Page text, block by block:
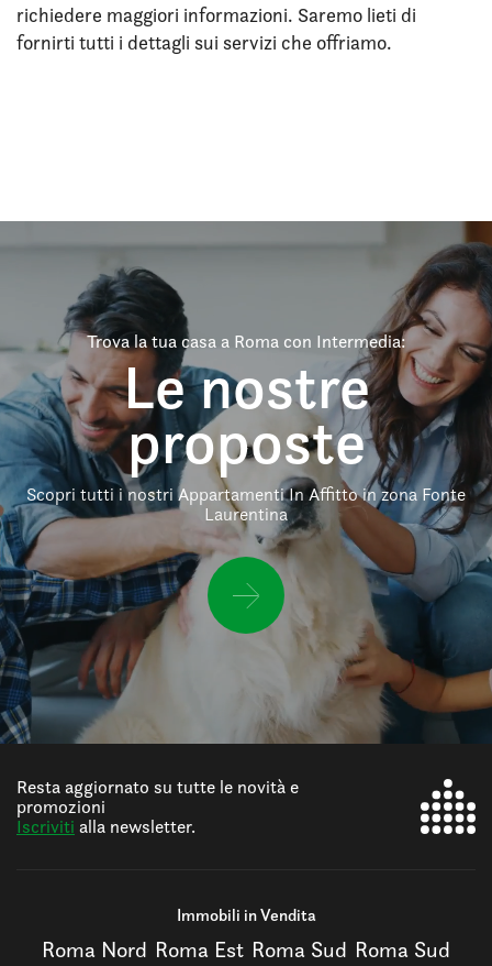
richiedere maggiori informazioni. Saremo lieti di
fornirti tutti i dettagli sui servizi che offriamo.
Trova la tua casa a Roma con Intermedia:
Le nostre
proposte
Scopri tutti i nostri Appartamenti In Affitto in zona Fonte
Laurentina
Resta aggiornato su tutte le novità e
promozioni
Iscriviti alla newsletter.
Immobili in Vendita
Roma Nord Roma Est Roma Sud Roma Sud